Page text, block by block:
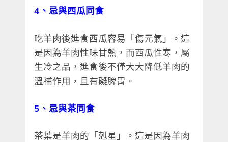
4、忌與西瓜同食
吃羊肉後進食西瓜容易「傷元氣」。這
是因為羊肉性味甘熱，而西瓜性寒，屬
生冷之品，進食後不僅大大降低羊肉的
溫補作用，且有礙脾胃。
5、忌與茶同食
茶葉是羊肉的「剋星」。這是因為羊肉